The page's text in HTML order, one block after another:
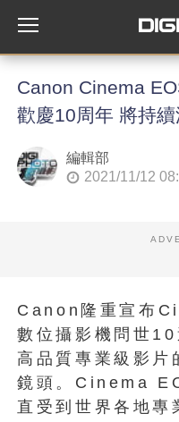
Canon Cinema
歡慶10周年 將持
編輯部
2021/11/12
Canon隆重宣布
數位攝影機問世
高品質專業級影片
鏡頭。Cinema
直受到世界各地專